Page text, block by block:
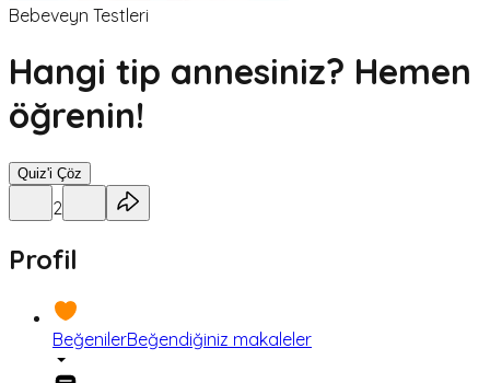
Bebeveyn Testleri
Hangi tip annesiniz? Hemen
öğrenin!
Quiz'i Çöz
2
Profil
BeğenilerBeğendiğiniz makaleler